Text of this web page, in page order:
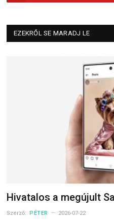
EZEKRŐL SE MARADJ LE
Hivatalos a megújult
Szerző: PÉTER 2026-07-22